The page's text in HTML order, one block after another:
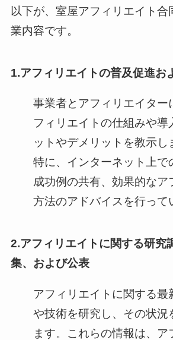
以下が、室屋アフィリエイト合
業内容です。
1.アフィリエイトの普及促進お
事業者とアフィリエイター
フィリエイトの仕組みや導
ットやデメリットを教示し
特に、インターネット上で
成功例の共有、効果的なア
方法のアドバイスを行って
2.アフィリエイトに関する研究
集、および公表
アフィリエイトに関する最
や技術を研究し、その状況
ます。これらの情報は、ア